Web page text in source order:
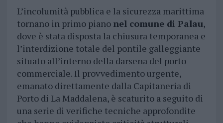
L’incolumità pubblica e la sicurezza marittima
tornano in primo piano nel comune di Palau,
dove è stata disposta la chiusura temporanea e
l’interdizione totale del pontile galleggiante
situato all’interno della darsena del porto
commerciale. Il provvedimento urgente,
emanato direttamente dalla Capitaneria di
Porto di La Maddalena, è scaturito a seguito di
una serie di verifiche tecniche approfondite